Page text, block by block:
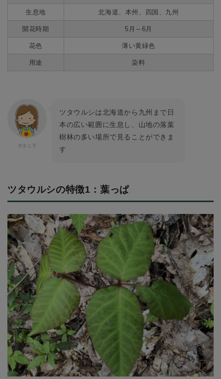
生息地 北海道、本州、四国、九州
開花時期 5月～6月
花色 薄い黄緑色
用途 染料
ツタウルシは北海道から九州まで日
本の広い範囲に生息し、山地の落葉
樹林の多い場所で見ることができま
す
ツタウルシの特徴1：葉っぱ